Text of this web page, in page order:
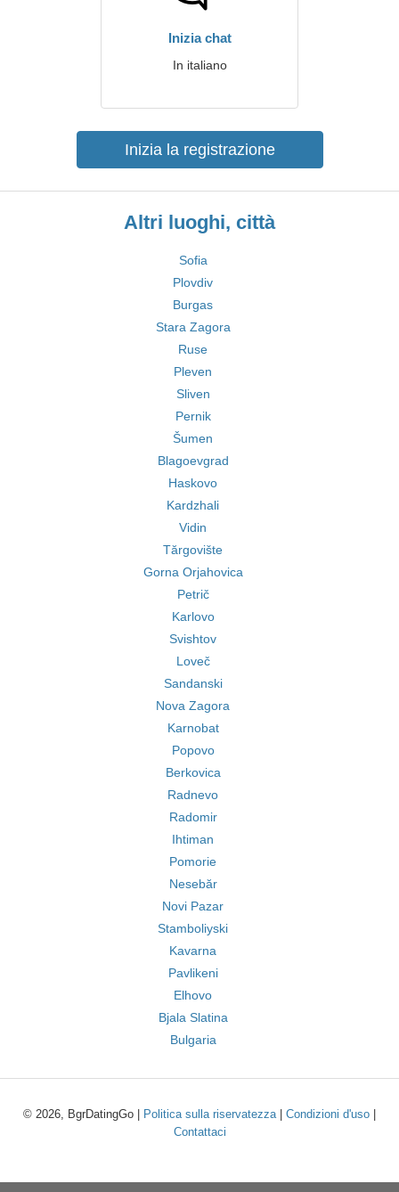
Inizia chat
In italiano
Inizia la registrazione
Altri luoghi, città
Sofia
Plovdiv
Burgas
Stara Zagora
Ruse
Pleven
Sliven
Pernik
Šumen
Blagoevgrad
Haskovo
Kardzhali
Vidin
Tărgovište
Gorna Orjahovica
Petrič
Karlovo
Svishtov
Loveč
Sandanski
Nova Zagora
Karnobat
Popovo
Berkovica
Radnevo
Radomir
Ihtiman
Pomorie
Nesebăr
Novi Pazar
Stamboliyski
Kavarna
Pavlikeni
Elhovo
Bjala Slatina
Bulgaria
© 2026, BgrDatingGo | Politica sulla riservatezza| Condizioni d'uso
Contattaci